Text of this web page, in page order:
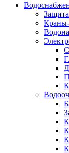
Строительные
Все для бани
Краны-